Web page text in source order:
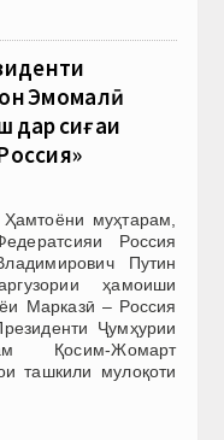
Эмомалӣ
дар сиғаи
муҳтарам,
Россия
Путин
ҳамоиши
Марказӣ – Россия
Ҷумҳурии
Қосим-Жомарт
ташкили мулоқоти